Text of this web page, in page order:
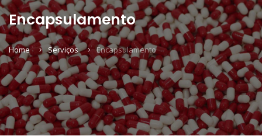
Encapsulamento
Home Serviços Encapsulamento